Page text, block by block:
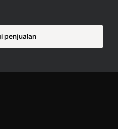
penjualan